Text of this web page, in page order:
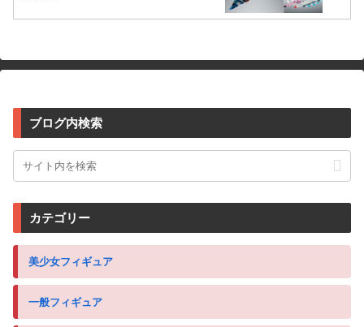
ブログ内検索
カテゴリー
美少女フィギュア
一般フィギュア